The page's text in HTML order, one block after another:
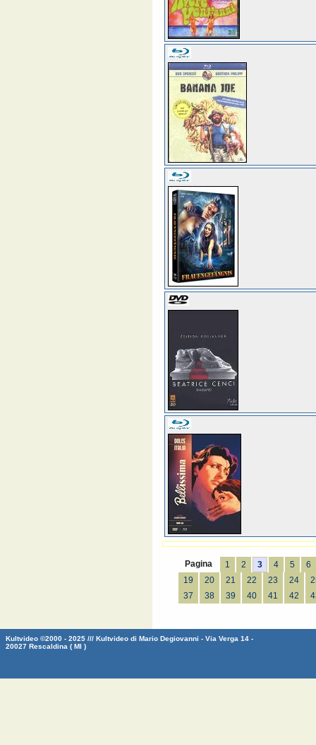
Pagina 1 2 3 4 5
6
19
20 21 22 23 24
37
38 39 40 41 42
Kultvideo ©2000 - 2025 /// Kultvideo di Mario Degiovanni - Via Verga 14 -
20027 Rescaldina ( MI )